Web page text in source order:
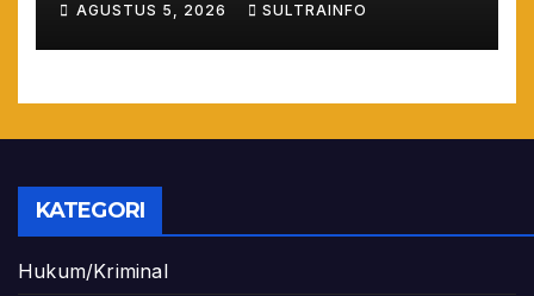
Maladministrasi 2026
AGUSTUS 5, 2026 SULTRAINFO
KATEGORI
Hukum/Kriminal